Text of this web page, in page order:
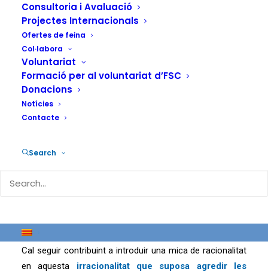
Consultoria i Avaluació
Projectes Internacionals
Ofertes de feina
Col·labora
Voluntariat
Formació per al voluntariat d’FSC
Donacions
Notícies
Contacte
Search
Un any més ha arribat el25 de novembre,
Dia Mundial contra la violència vers les
on la igualtat entre homes i dones és una
les nostres accions… però no és així.
Cal seguir contribuint a introduir una mica de racionalitat
en aquesta irracionalitat que suposa agredir les